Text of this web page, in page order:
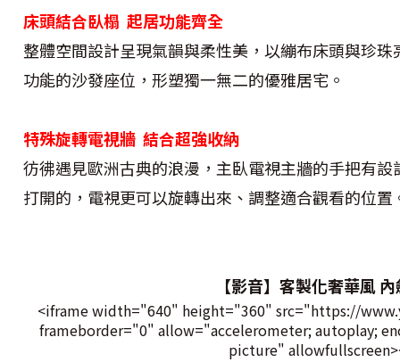
床頭結合臥榻 起居功能齊全
整體空間設計呈現氣韻與柔性美，以繃布床頭與珍
功能的沙發座位，形塑獨一無二的優雅居宅。
特殊旋轉電視牆 結合超強收納
彷彿遇見歐洲古典的浪漫，主臥電視主牆的手把有
打開的，電視更可以旋轉出來、調整適合觀看的位置
【影音】客製化奢華風
<iframe width="640" height="360" src="https://
frameborder="0" allow="accelerometer; autoplay;
picture"